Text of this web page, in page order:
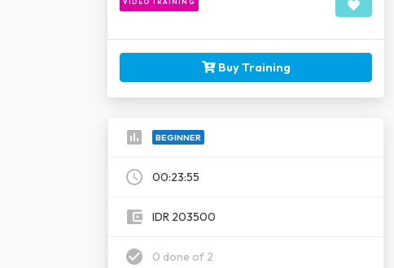
VIDEO TRAINING
Buy Training
assessment BEGINNER
schedule 00:23:55
account_balance_wallet IDR 203500
check_circle 0 done of 2